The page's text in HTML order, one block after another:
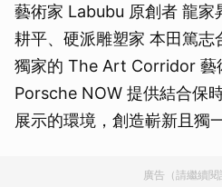
藝術家 Labubu 原創者 龍家
耕平、硬派雕塑家 本田篤志
獨家的 The Art Corridor 藝
Porsche NOW 提供結合保
展示的環境，創造嶄新且獨
廣告（請繼續閱